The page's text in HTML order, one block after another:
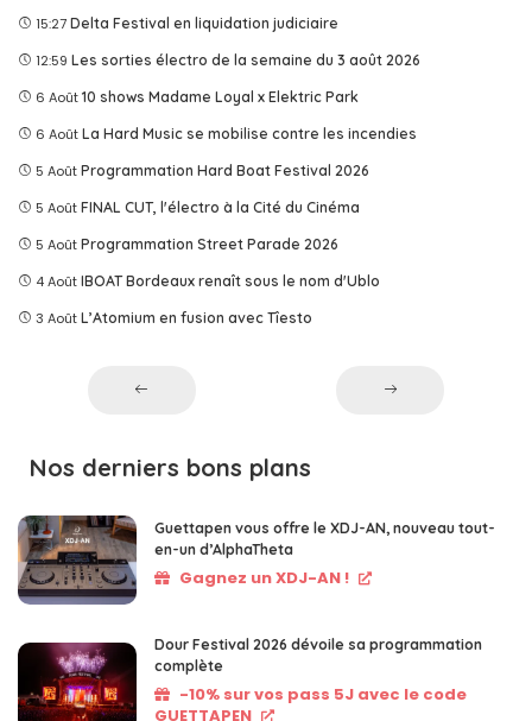
15:27 Delta Festival en liquidation judiciaire
12:59 Les sorties électro de la semaine du 3 août 2026
6 Août 10 shows Madame Loyal x Elektric Park
6 Août La Hard Music se mobilise contre les incendies
5 Août Programmation Hard Boat Festival 2026
5 Août FINAL CUT, l'électro à la Cité du Cinéma
5 Août Programmation Street Parade 2026
4 Août IBOAT Bordeaux renaît sous le nom d'Ublo
3 Août L’Atomium en fusion avec Tîesto
Nos derniers bons plans
Guettapen vous offre le XDJ-AN, nouveau tout-
en-un d’AlphaTheta
Gagnez un XDJ-AN !
Dour Festival 2026 dévoile sa programmation
complète
-10% sur vos pass 5J avec le code
GUETTAPEN